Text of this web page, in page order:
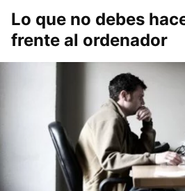
Lo que no debes
frente al ordenador